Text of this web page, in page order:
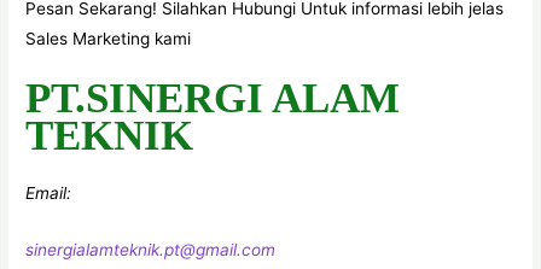
Pesan Sekarang! Silahkan Hubungi Untuk informasi lebih jelas
Sales Marketing kami
PT.SINERGI ALAM
TEKNIK
Email:
sinergialamteknik.pt@gmail.com